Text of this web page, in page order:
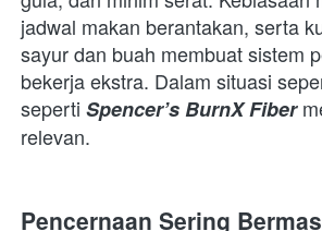
jadwal makan berantakan, serta
sayur dan buah membuat sistem
bekerja ekstra. Dalam situasi
seperti Spencer’s BurnX Fiber
relevan.
Pencernaan Sering